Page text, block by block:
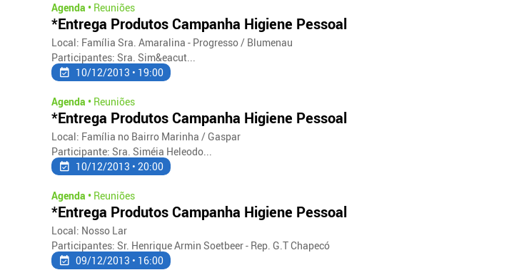
Agenda • Reuniões
*Entrega Produtos Campanha Higiene Pessoal
Local: Família Sra. Amaralina - Progresso / Blumenau
Participantes: Sra. Sim&eacut...
10/12/2013 • 19:00
Agenda • Reuniões
*Entrega Produtos Campanha Higiene Pessoal
Local: Família no Bairro Marinha / Gaspar
Participante: Sra. Siméia Heleodo...
10/12/2013 • 20:00
Agenda • Reuniões
*Entrega Produtos Campanha Higiene Pessoal
Local: Nosso Lar
Participantes: Sr. Henrique Armin Soetbeer - Rep. G.T Chapecó
09/12/2013 • 16:00